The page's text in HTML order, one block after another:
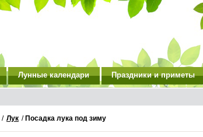
Лунные календари Праздники и приметы
/ Лук / Посадка лука под зиму